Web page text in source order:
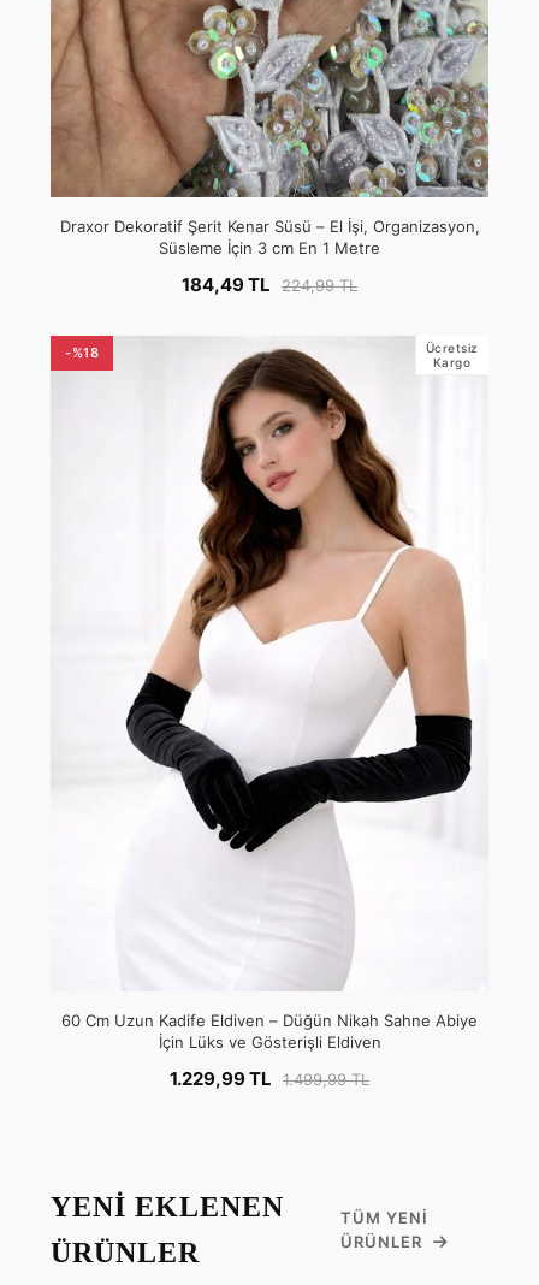
Draxor Dekoratif Şerit Kenar Süsü – El İşi, Organizasyon,
Süsleme İçin 3 cm En 1 Metre
184,49 TL 224,99 TL
-%18
Ücretsiz
Kargo
60 Cm Uzun Kadife Eldiven – Düğün Nikah Sahne Abiye
İçin Lüks ve Gösterişli Eldiven
1.229,99 TL 1.499,99 TL
YENİ EKLENEN
ÜRÜNLER
TÜM YENI
ÜRÜNLER